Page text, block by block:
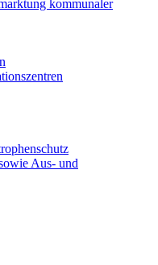
kommunaler
Aus- und